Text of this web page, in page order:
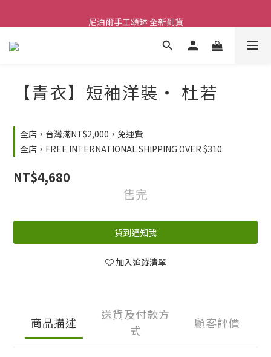
2026  春夏服飾 全新系列到貨
【青衣】短袖洋裝‧ 杜若
全店，台灣滿NT$2,000，免運費
全店，FREE INTERNATIONAL SHIPPING OVER $310
NT$4,680
售完
貨到通知我
加入追蹤清單
商品描述
送貨及付款方
式
顧客評價